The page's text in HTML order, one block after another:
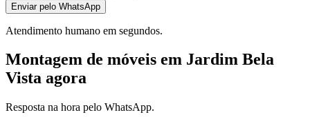
Enviar pelo WhatsApp
Atendimento humano em segundos.
Montagem de móveis em Jardim Bela
Vista agora
Resposta na hora pelo WhatsApp.